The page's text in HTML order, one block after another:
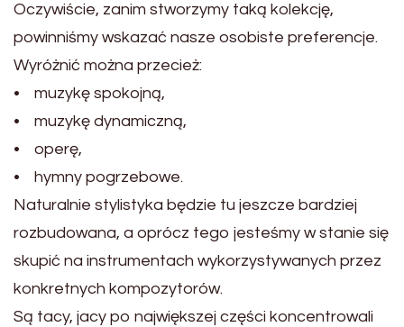
Oczywiście, zanim stworzymy taką kolekcję,
powinniśmy wskazać nasze osobiste preferencje.
Wyróżnić można przecież:
• muzykę spokojną,
• muzykę dynamiczną,
• operę,
• hymny pogrzebowe.
Naturalnie stylistyka będzie tu jeszcze bardziej
rozbudowana, a oprócz tego jesteśmy w stanie się
skupić na instrumentach wykorzystywanych przez
konkretnych kompozytorów.
Są tacy, jacy po największej części koncentrowali